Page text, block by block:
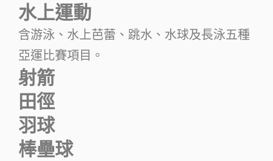
水上運動
含游泳、水上芭蕾、跳水、水球及長泳五種
亞運比賽項目。
射箭
田徑
羽球
棒壘球